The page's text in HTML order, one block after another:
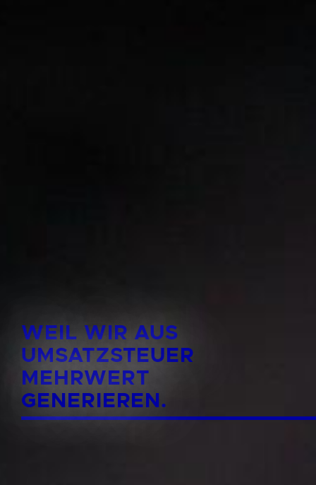
WEIL WIR AUS
UMSATZSTEUER
MEHRWERT
GENERIEREN.